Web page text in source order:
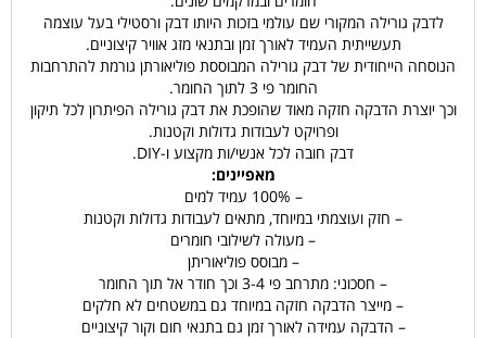
לדבק גורילה המקורי שם עולמי בזכות היותו דבק ורסטילי בעל עוצמה
תעשייתית העמיד לאורך זמן ובתנאי מזג אוויר קיצוניים.
הנוסחה הייחודית של דבק גורילה המבוססת פוליאורתן גורמת להתרחבות
החומר פי 3 לתוך החומר.
וכך יוצרת הדבקה חזקה מאוד שהופכת את דבק גורילה הפיתרון לכל תיקון
ופרויקט לעבודות גדולות וקטנות.
דבק חובה לכל אנשי/ות מקצוע ו-DIY.
מאפיינים:
– 100% עמיד למים
– חזק ועוצמתי במיוחד, מתאים לעבודות גדולות וקטנות
– מעולה לשילובי חומרים
– מבוסס פוליאוריתן
– חסכוני: מתרחב פי 3-4 וכך חודר אל תוך החומר
– מייצר הדבקה חזקה במיוחד גם במשטחים לא חלקים
– הדבקה עמידה לאורך זמן גם בתנאי חום וקור קיצוניים